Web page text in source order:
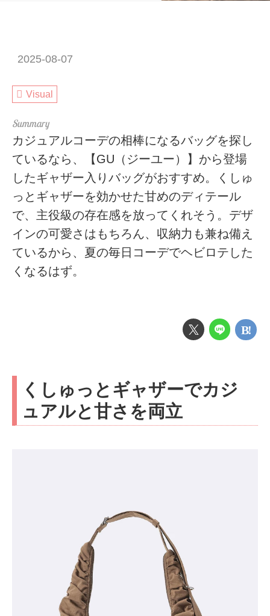
2025-08-07
Visual
カジュアルコーデの相棒になるバッグを探し
ているなら、【GU（ジーユー）】から登場
したギャザー入りバッグがおすすめ。くしゅ
っとギャザーを効かせた甘めのディテール
で、主役級の存在感を放ってくれそう。デザ
インの可愛さはもちろん、収納力も兼ね備え
ているから、夏の毎日コーデでヘビロテした
くなるはず。
くしゅっとギャザーでカジ
ュアルと甘さを両立